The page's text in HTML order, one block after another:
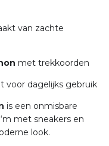
van zachte
met trekkoorden
voor dagelijks gebruik
is een onmisbare
met sneakers en
look.